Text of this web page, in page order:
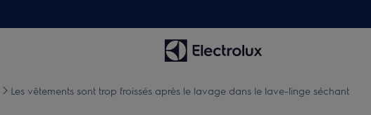
Les vêtements sont trop froissés après le lavage dans le lave-linge séchant